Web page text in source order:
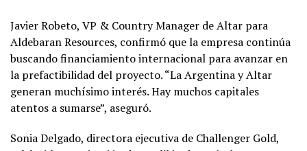
Javier Robeto, VP & Country Manager de Altar para
Aldebaran Resources, confirmó que la empresa continúa
buscando financiamiento internacional para avanzar en
la prefactibilidad del proyecto. “La Argentina y Altar
generan muchísimo interés. Hay muchos capitales
atentos a sumarse”, aseguró.
Sonia Delgado, directora ejecutiva de Challenger Gold,